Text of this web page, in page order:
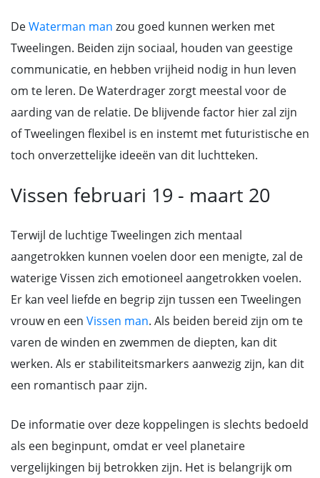
DeWaterman man zou goed kunnen werken met
Tweelingen. Beiden zijn sociaal, houden van geestige
communicatie, en hebben vrijheid nodig in hun leven
om te leren. De Waterdrager zorgt meestal voor de
aarding van de relatie. De blijvende factor hier zal zijn
of Tweelingen flexibel is en instemt met futuristische en
toch onverzettelijke ideeën van dit luchtteken.
Vissen februari 19 - maart 20
Terwijl de luchtige Tweelingen zich mentaal
aangetrokken kunnen voelen door een menigte, zal de
waterige Vissen zich emotioneel aangetrokken voelen.
Er kan veel liefde en begrip zijn tussen een Tweelingen
vrouw en een Vissen man. Als beiden bereid zijn om te
varen de winden en zwemmen de diepten, kan dit
werken. Als er stabiliteitsmarkers aanwezig zijn, kan dit
een romantisch paar zijn.
De informatie over deze koppelingen is slechts bedoeld
als een beginpunt, omdat er veel planetaire
vergelijkingen bij betrokken zijn. Het is belangrijk om